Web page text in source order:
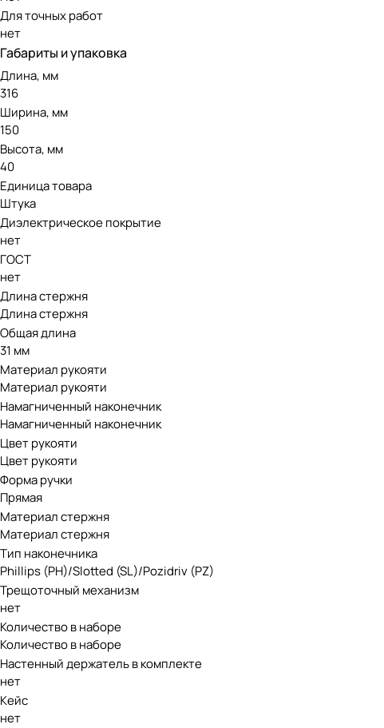
Для точных работ
нет
Габариты и упаковка
Длина, мм
316
Ширина, мм
150
Высота, мм
40
Единица товара
Штука
Диэлектрическое покрытие
нет
ГОСТ
нет
Длина стержня
Длина стержня
Общая длина
31 мм
Материал рукояти
Материал рукояти
Намагниченный наконечник
Намагниченный наконечник
Цвет рукояти
Цвет рукояти
Форма ручки
Прямая
Материал стержня
Материал стержня
Тип наконечника
Phillips (PH)/Slotted (SL)/Pozidriv (PZ)
Трещоточный механизм
нет
Количество в наборе
Количество в наборе
Настенный держатель в комплекте
нет
Кейс
нет